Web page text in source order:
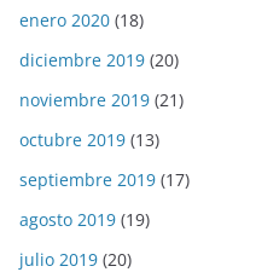
enero 2020 (18)
diciembre 2019 (20)
noviembre 2019 (21)
octubre 2019 (13)
septiembre 2019 (17)
agosto 2019 (19)
julio 2019 (20)